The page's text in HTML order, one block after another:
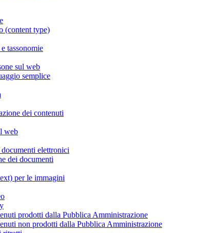
(content type)
tassonomie
sul web
semplice
dei contenuti
web
elettronici
dei documenti
per le immagini
prodotti dalla Pubblica Amministrazione
non prodotti dalla Pubblica Amministrazione